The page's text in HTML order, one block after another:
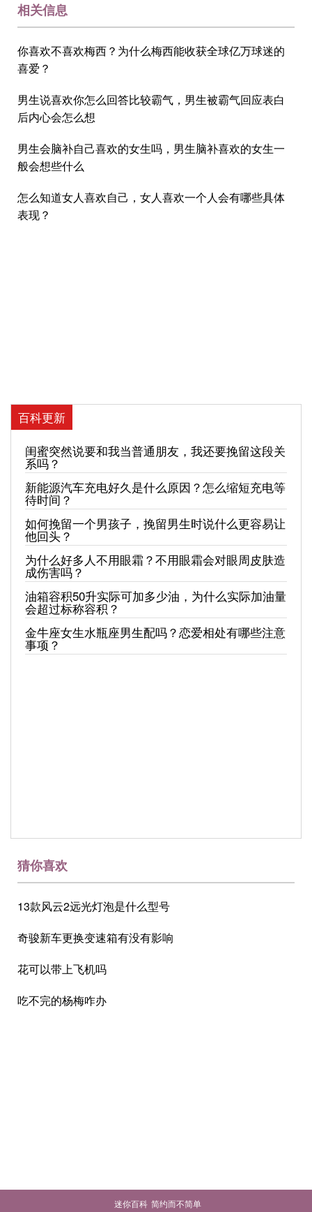
相关信息
你喜欢不喜欢梅西？为什么梅西能收获全球亿万球迷的
喜爱？
男生说喜欢你怎么回答比较霸气，男生被霸气回应表白
后内心会怎么想
男生会脑补自己喜欢的女生吗，男生脑补喜欢的女生一
般会想些什么
怎么知道女人喜欢自己，女人喜欢一个人会有哪些具体
表现？
百科更新
闺蜜突然说要和我当普通朋友，我还要挽留这段关
系吗？
新能源汽车充电好久是什么原因？怎么缩短充电等
待时间？
如何挽留一个男孩子，挽留男生时说什么更容易让
他回头？
为什么好多人不用眼霜？不用眼霜会对眼周皮肤造
成伤害吗？
油箱容积50升实际可加多少油，为什么实际加油量
会超过标称容积？
金牛座女生水瓶座男生配吗？恋爱相处有哪些注意
事项？
猜你喜欢
13款风云2远光灯泡是什么型号
奇骏新车更换变速箱有没有影响
花可以带上飞机吗
吃不完的杨梅咋办
迷你百科 简约而不简单